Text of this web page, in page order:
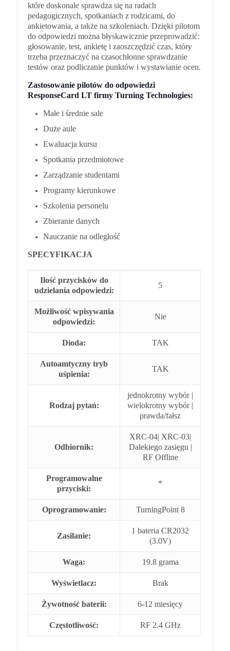
które doskonale sprawdza się na radach
pedagogicznych, spotkaniach z rodzicami, do
ankietowania, a także na szkoleniach. Dzięki pilotom
do odpowiedzi można błyskawicznie przeprowadzić:
głosowanie, test, ankietę i zaoszczędzić czas, który
trzeba przeznaczyć na czasochłonne sprawdzanie
testów oraz podliczanie punktów i wystawianie ocen.
Zastosowanie pilotów do odpowiedzi
ResponseCard LT firmy Turning Technologies:
Małe i średnie sale
Duże aule
Ewaluacja kursu
Spotkania przedmiotowe
Zarządzanie studentami
Programy kierunkowe
Szkolenia personelu
Zbieranie danych
Nauczanie na odległość
SPECYFIKACJA
Ilość przycisków do
udzielania odpowiedzi:
5
Możliwość wpisywania
odpowiedzi:
Nie
Dioda: TAK
Autoamtyczny tryb
uśpienia:
TAK
Rodzaj pytań:
jednokrotny wybór |
wielokrotny wybór |
prawda/fałsz
Odbiornik:
XRC-04| XRC-03|
Dalekiego zasięgu |
RF Offline
Programowalne
przyciski:
*
Oprogramowanie: TurningPoint 8
Zasilanie:
1 bateria CR2032
(3.0V)
Waga: 19.8 grama
Wyświetlacz: Brak
Żywotność baterii: 6-12 miesięcy
Częstotliwość: RF 2.4 GHz